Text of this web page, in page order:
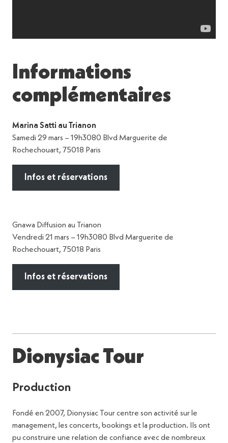
Informations
complémentaires
Marina Satti au Trianon
Samedi 29 mars – 19h3080 Blvd Marguerite de
Rochechouart, 75018 Paris
Infos et réservations
Gnawa Diffusion au Trianon
Vendredi 21 mars – 19h3080 Blvd Marguerite de
Rochechouart, 75018 Paris
Infos et réservations
Dionysiac Tour
Production
Fondé en 2007, Dionysiac Tour centre son activité sur le
management, les concerts, bookings et la production. Ils ont
pu construire une relation de confiance avec de nombreux